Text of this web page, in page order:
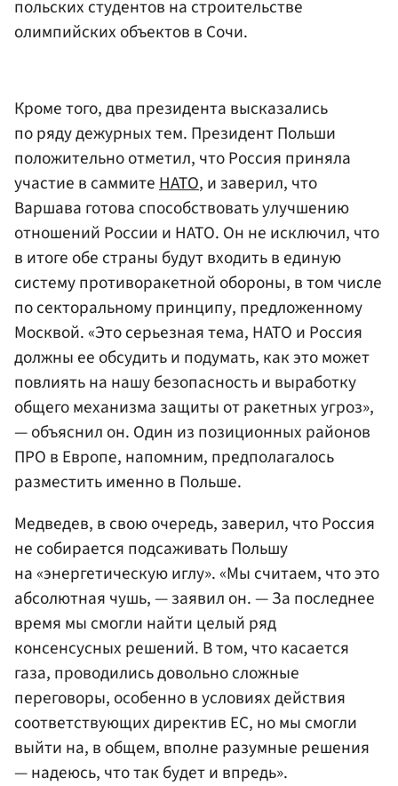
польских студентов на строительстве
олимпийских объектов в Сочи.
Кроме того, два президента высказались
по ряду дежурных тем. Президент Польши
положительно отметил, что Россия приняла
участие в саммите НАТО, и заверил, что
Варшава готова способствовать улучшению
отношений России и НАТО. Он не исключил, что
в итоге обе страны будут входить в единую
систему противоракетной обороны, в том числе
по секторальному принципу, предложенному
Москвой. «Это серьезная тема, НАТО и Россия
должны ее обсудить и подумать, как это может
повлиять на нашу безопасность и выработку
общего механизма защиты от ракетных угроз»,
— объяснил он. Один из позиционных районов
ПРО в Европе, напомним, предполагалось
разместить именно в Польше.
Медведев, в свою очередь, заверил, что Россия
не собирается подсаживать Польшу
на «энергетическую иглу». «Мы считаем, что это
абсолютная чушь, — заявил он. — За последнее
время мы смогли найти целый ряд
консенсусных решений. В том, что касается
газа, проводились довольно сложные
переговоры, особенно в условиях действия
соответствующих директив ЕС, но мы смогли
выйти на, в общем, вполне разумные решения
— надеюсь, что так будет и впредь».